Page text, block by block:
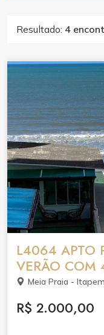
Resultado: 4
L4064 APTO
VERÃO COM
Meia Praia -
R$ 2.000,00